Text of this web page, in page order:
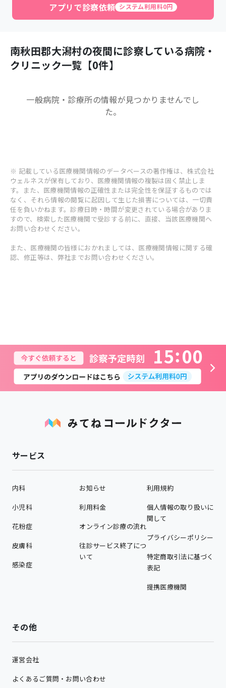
アプリで診察依頼 システム利用料0円
南秋田郡大潟村の夜間に診察している病院・
クリニック一覧【0件】
一般病院・診療所の情報が見つかりませんでし
た。
※ 記載している医療機関情報のデータベースの著作権は、株式会社
ウェルネスが保有しており、医療機関情報の複製は固く禁止しま
す。また、医療機関情報の正確性または完全性を保証するものでは
なく、それら情報の閲覧に起因して生じた損害については、一切責
任を負いかねます。診療日時・時間が変更されている場合がありま
すので、検索した医療機関で受診する前に、直接、当該医療機関へ
お問い合わせください。
また、医療機関の皆様におかれましては、医療機関情報に関する確
認、修正等は、弊社までお問い合わせください。
15 00
サービス
内科
小児科
花粉症
皮膚科
感染症
お知らせ
利用料金
オンライン診療の流れ
往診サービス終了につ
いて
利用規約
個人情報の取り扱いに
関して
プライバシーポリシー
特定商取引法に基づく
表記
提携医療機関
その他
運営会社
よくあるご質問・お問い合わせ